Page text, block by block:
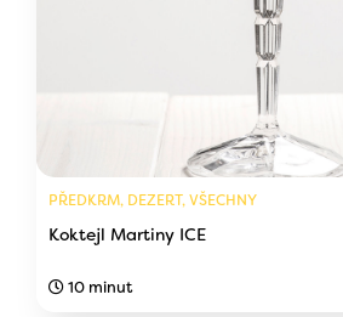
PŘEDKRM, DEZERT, VŠECHNY
Koktejl Martiny ICE
10 minut